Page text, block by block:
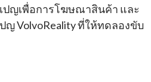
ปญเพื่อการโฆษณาสินค้า และ
ญ VolvoReality ที่ให้ทดลองขับ